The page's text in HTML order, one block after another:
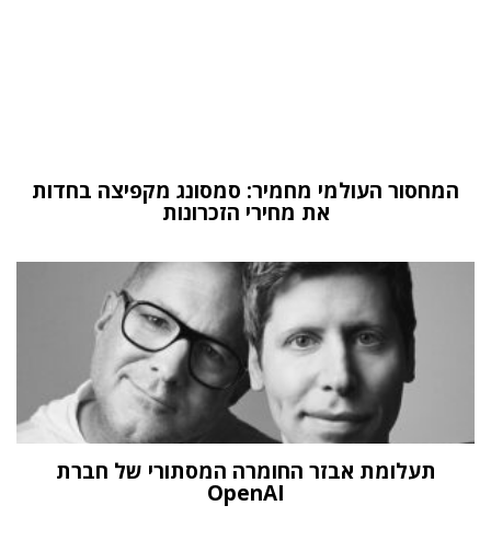
המחסור העולמי מחמיר: סמסונג מקפיצה בחדות
את מחירי הזכרונות
תעלומת אבזר החומרה המסתורי של חברת
OpenAI